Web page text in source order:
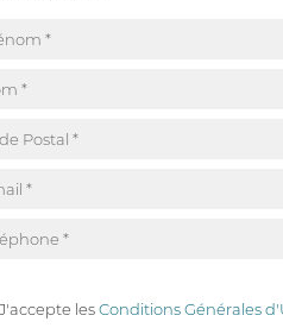
J'accepte lesConditions Générales